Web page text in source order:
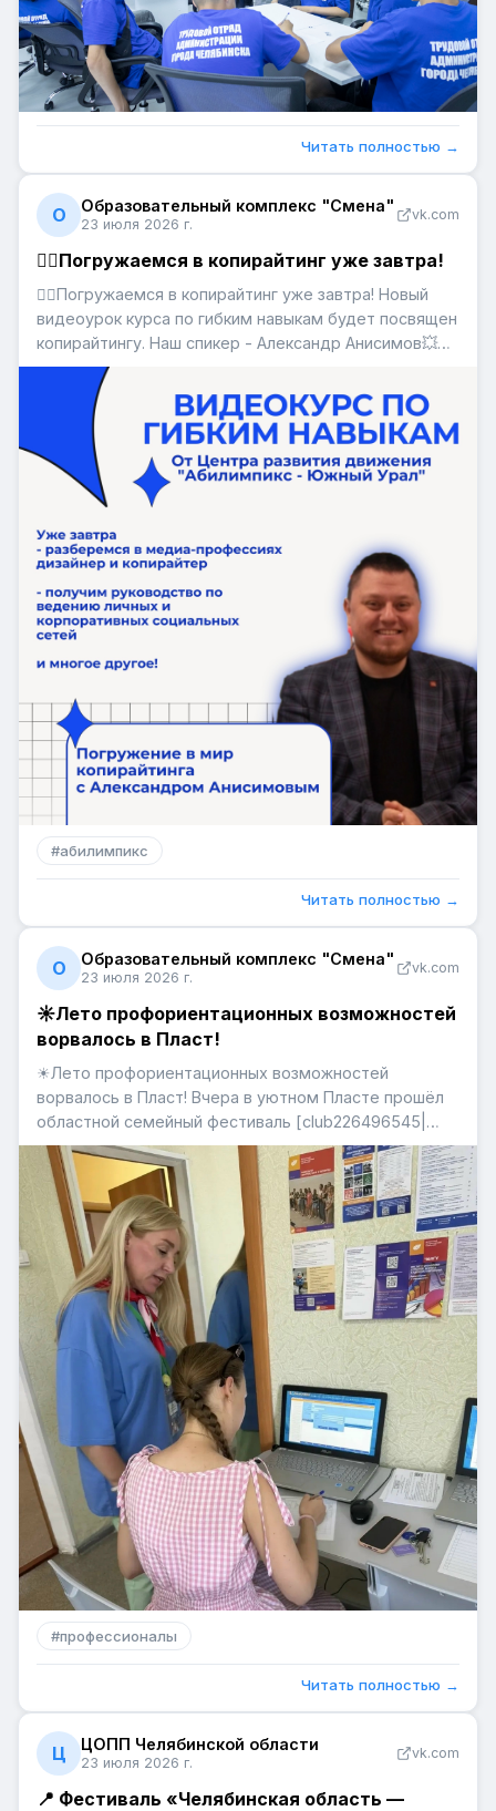
Читать полностью →
О Образовательный комплекс "Смена"
23 июля 2026 г.
vk.com
👌🏻Погружаемся в копирайтинг уже завтра!
👌🏻Погружаемся в копирайтинг уже завтра! Новый
видеоурок курса по гибким навыкам будет посвящен
копирайтингу. Наш спикер - Александр Анисимов💥
Александр - настоящий профи своего дела, вот
несколько интересных фактов о нем: 👉
Федеральный digital-эксперт; 👉14 лет в медиа; 👉
Победитель всероссийских и
#абилимпикс
Читать полностью →
О Образовательный комплекс "Смена"
23 июля 2026 г.
vk.com
☀Лето профориентационных возможностей
ворвалось в Пласт!
☀Лето профориентационных возможностей
ворвалось в Пласт! Вчера в уютном Пласте прошёл
областной семейный фестиваль [club226496545|
Челябинская область - большая семья]. Событие
традиционно подарило жителям множество ярких
эмоций и море возможностей. ✨На площадках
фестиваля работали представительств
#профессионалы
Читать полностью →
Ц ЦОПП Челябинской области
23 июля 2026 г.
vk.com
📍 Фестиваль «Челябинская область —